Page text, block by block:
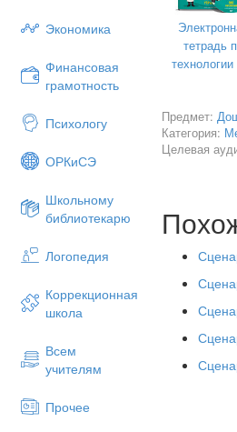
Экономика
Финансовая
грамотность
Психологу
ОРКиСЭ
Школьному
библиотекарю
Логопедия
Коррекционная
школа
Всем
учителям
Прочее
Тот день
Тот
Пусть
Этим
Нашим
тетрадь
Предмет:
Категория:
Целевая